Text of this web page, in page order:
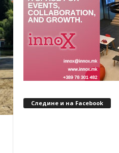
Следине и на Facebook